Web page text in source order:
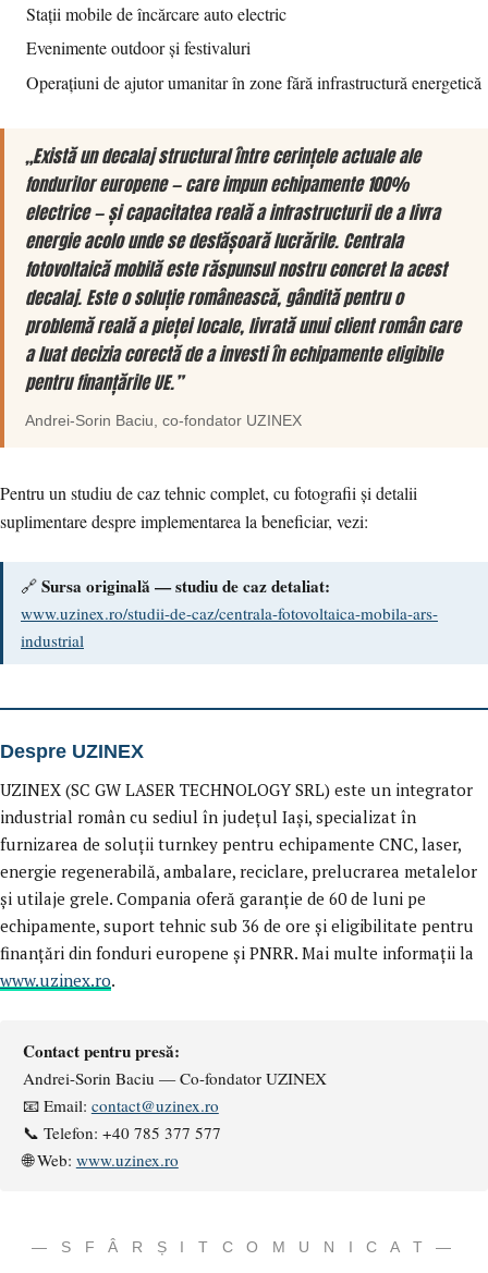
Stații mobile de încărcare auto electric
Evenimente outdoor și festivaluri
Operațiuni de ajutor umanitar în zone fără infrastructură energetică
„Există un decalaj structural între cerințele actuale ale
fondurilor europene — care impun echipamente 100%
electrice — și capacitatea reală a infrastructurii de a livra
energie acolo unde se desfășoară lucrările. Centrala
fotovoltaică mobilă este răspunsul nostru concret la acest
decalaj. Este o soluție românească, gândită pentru o
problemă reală a pieței locale, livrată unui client român care
a luat decizia corectă de a investi în echipamente eligibile
pentru finanțările UE.”
Andrei-Sorin Baciu, co-fondator UZINEX
Pentru un studiu de caz tehnic complet, cu fotografii și detalii
suplimentare despre implementarea la beneficiar, vezi:
🔗 Sursa originală — studiu de caz detaliat:
www.uzinex.ro/studii-de-caz/centrala-fotovoltaica-mobila-ars-
industrial
Despre UZINEX
UZINEX (SC GW LASER TECHNOLOGY SRL) este un integrator
industrial român cu sediul în județul Iași, specializat în
furnizarea de soluții turnkey pentru echipamente CNC, laser,
energie regenerabilă, ambalare, reciclare, prelucrarea metalelor
și utilaje grele. Compania oferă garanție de 60 de luni pe
echipamente, suport tehnic sub 36 de ore și eligibilitate pentru
finanțări din fonduri europene și PNRR. Mai multe informații la
www.uzinex.ro.
Contact pentru presă:
Andrei-Sorin Baciu — Co-fondator UZINEX
📧 Email: contact@uzinex.ro
📞 Telefon: +40 785 377 577
🌐 Web: www.uzinex.ro
— S F Â R Ș I T C O M U N I C A T —